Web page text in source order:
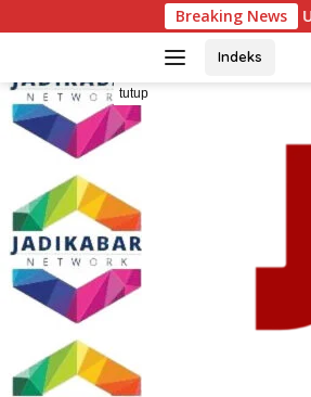
ke
Breaking News
Sinergi Ulama dan Polri Jaga
Indeks
tutup